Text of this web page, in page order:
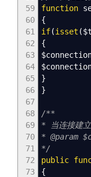
59
60
61
62
63
64
65
66
67
68
69
70
71
72
73
function
{
if(isset (
{
}
}
/**
* 当连接建
* @param
*/
public
{